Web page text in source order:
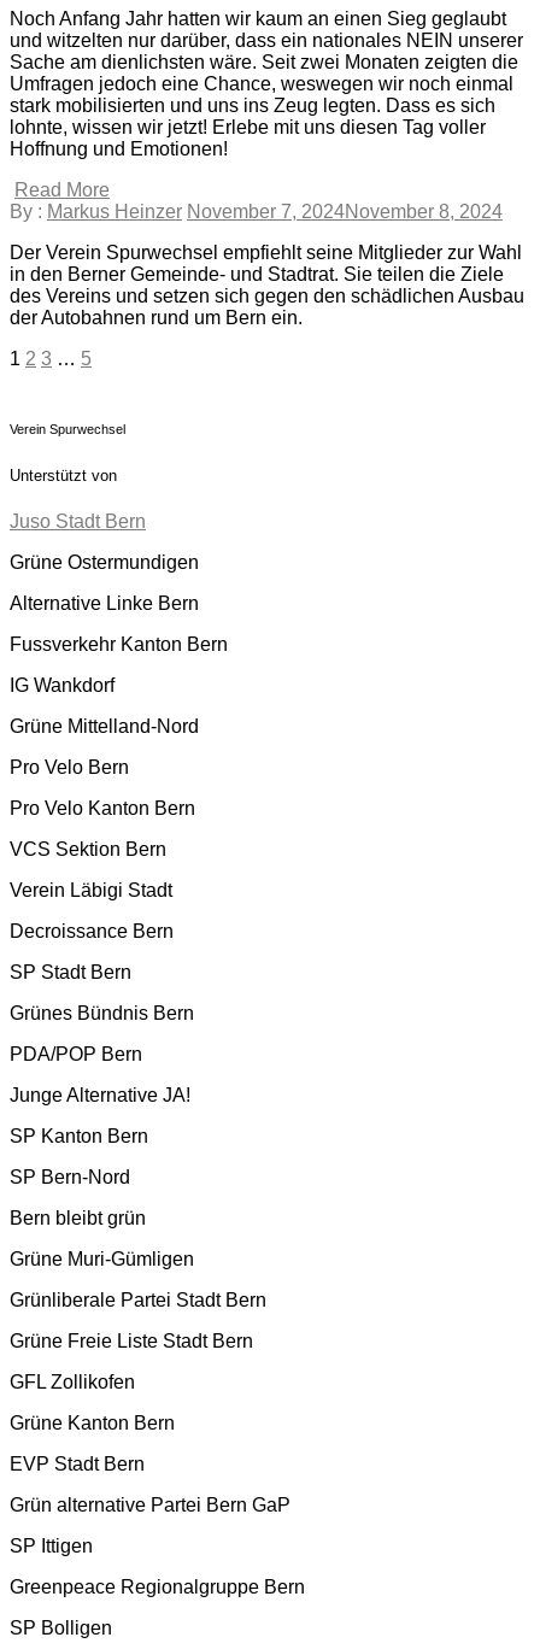
Noch Anfang Jahr hatten wir kaum an einen Sieg geglaubt
und witzelten nur darüber, dass ein nationales NEIN unserer
Sache am dienlichsten wäre. Seit zwei Monaten zeigten die
Umfragen jedoch eine Chance, weswegen wir noch einmal
stark mobilisierten und uns ins Zeug legten. Dass es sich
lohnte, wissen wir jetzt! Erlebe mit uns diesen Tag voller
Hoffnung und Emotionen!
Read More
By : Markus Heinzer November 7, 2024November 8, 2024
Der Verein Spurwechsel empfiehlt seine Mitglieder zur Wahl
in den Berner Gemeinde- und Stadtrat. Sie teilen die Ziele
des Vereins und setzen sich gegen den schädlichen Ausbau
der Autobahnen rund um Bern ein.
1 2 3 … 5
Verein Spurwechsel
Unterstützt von
Juso Stadt Bern
Grüne Ostermundigen
Alternative Linke Bern
Fussverkehr Kanton Bern
IG Wankdorf
Grüne Mittelland-Nord
Pro Velo Bern
Pro Velo Kanton Bern
VCS Sektion Bern
Verein Läbigi Stadt
Decroissance Bern
SP Stadt Bern
Grünes Bündnis Bern
PDA/POP Bern
Junge Alternative JA!
SP Kanton Bern
SP Bern-Nord
Bern bleibt grün
Grüne Muri-Gümligen
Grünliberale Partei Stadt Bern
Grüne Freie Liste Stadt Bern
GFL Zollikofen
Grüne Kanton Bern
EVP Stadt Bern
Grün alternative Partei Bern GaP
SP Ittigen
Greenpeace Regionalgruppe Bern
SP Bolligen